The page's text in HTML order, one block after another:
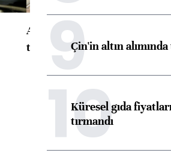
ABD'de konut başlangıçları
toparlandı
9Çin'in altın
10
Küresel gıda
tırmandı